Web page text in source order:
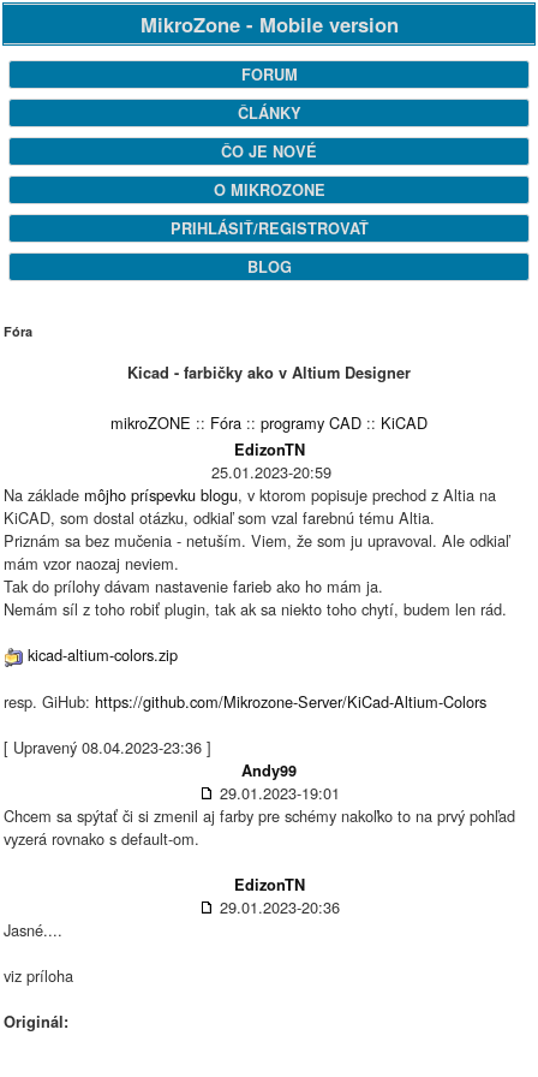
MikroZone - Mobile version
FORUM
ČLÁNKY
ČO JE NOVÉ
O MIKROZONE
PRIHLÁSIŤ/REGISTROVAŤ
BLOG
Fóra
Kicad - farbičky ako v Altium Designer
mikroZONE :: Fóra :: programy CAD :: KiCAD
EdizonTN
25.01.2023-20:59
Na základe môjho príspevku blogu, v ktorom popisuje prechod z Altia na
KiCAD, som dostal otázku, odkiaľ som vzal farebnú tému Altia.
Priznám sa bez mučenia - netuším. Viem, že som ju upravoval. Ale odkiaľ
mám vzor naozaj neviem.
Tak do prílohy dávam nastavenie farieb ako ho mám ja.
Nemám síl z toho robiť plugin, tak ak sa niekto toho chytí, budem len rád.
kicad-altium-colors.zip
resp. GiHub: https://github.com/Mikrozone-Server/KiCad-Altium-Colors
[ Upravený 08.04.2023-23:36 ]
Andy99
29.01.2023-19:01
Chcem sa spýtať či si zmenil aj farby pre schémy nakoľko to na prvý pohľad
vyzerá rovnako s default-om.
EdizonTN
29.01.2023-20:36
Jasné....
viz príloha
Originál: